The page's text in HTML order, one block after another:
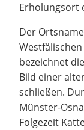
Erholungsort
Der
bezeichnet
Bild einer
schließen.
Münster-
Folgezeit